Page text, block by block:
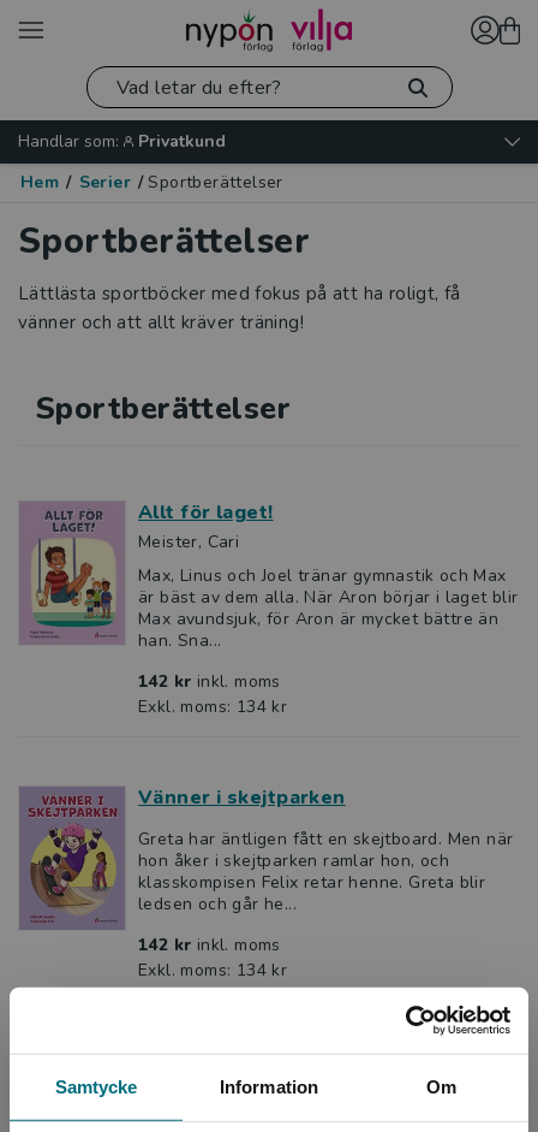
Samtycke Information Om
Handlar som:
Privatkund
Hem / Serier / Sportberättelser
Sportberättelser
Lättlästa sportböcker med fokus på att ha roligt, få
vänner och att allt kräver träning!
Sportberättelser
Allt för laget!
Meister, Cari
Max, Linus och Joel tränar gymnastik och Max
är bäst av dem alla. När Aron börjar i laget blir
Max avundsjuk, för Aron är mycket bättre än
han. Sna...
142 kr inkl. moms
Exkl. moms: 134 kr
Vänner i skejtparken
Greta har äntligen fått en skejtboard. Men när
hon åker i skejtparken ramlar hon, och
klasskompisen Felix retar henne. Greta blir
ledsen och går he...
142 kr inkl. moms
Exkl. moms: 134 kr